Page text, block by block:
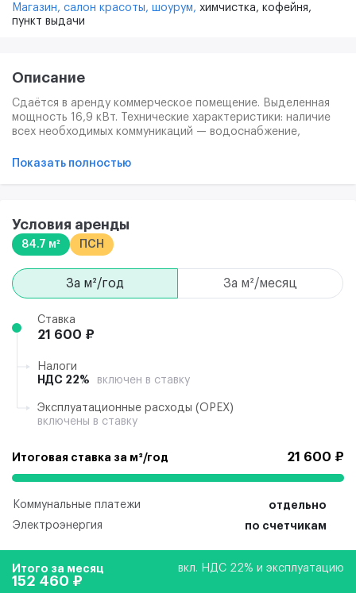
Магазин, салон красоты, шоурум, химчистка, кофейня,
пункт выдачи
Описание
Сдаётся в аренду коммерческое помещение. Выделенная
мощность 16,9 кВт. Технические характеристики: наличие
всех необходимых коммуникаций — водоснабжение,
место под вывеску. Витринное остекление. Помещение без
Показать полностью
Условия аренды
84.7 м² ПСН
за м²/год за м²/месяц
Ставка
21 600 ₽
Налоги
НДС 22%
включен в ставку
Эксплуатационные расходы (ОРЕХ)
включены в ставку
Итоговая ставка за м²/год 21 600 ₽
Коммунальные платежи
отдельно
Электроэнергия
по счетчикам
Итого за месяц вкл. НДС 22% и эксплуатацию
152 460 ₽